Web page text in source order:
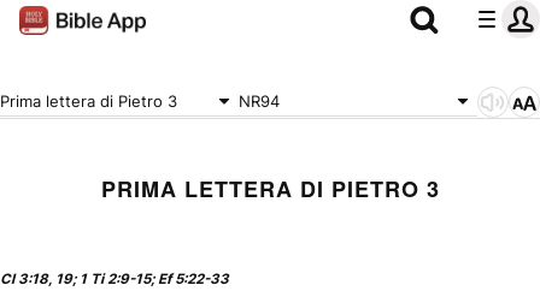
Prima lettera di Pietro 3 NR94
PRIMA LETTERA DI PIETRO 3
Cl 3:18, 19; 1 Ti 2:9-15; Ef 5:22-33